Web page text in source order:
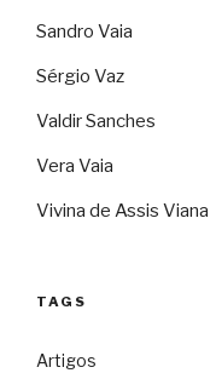
Sandro Vaia
Sérgio Vaz
Valdir Sanches
Vera Vaia
Vivina de Assis Viana
TAGS
Artigos